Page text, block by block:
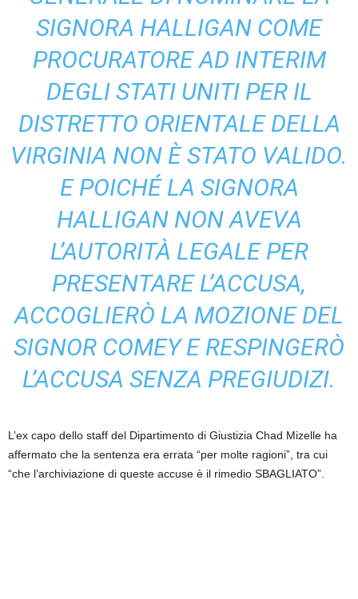
SIGNORA HALLIGAN COME
PROCURATORE AD INTERIM
DEGLI STATI UNITI PER IL
DISTRETTO ORIENTALE DELLA
VIRGINIA NON È STATO VALIDO.
E POICHÉ LA SIGNORA
HALLIGAN NON AVEVA
L’AUTORITÀ LEGALE PER
PRESENTARE L’ACCUSA,
ACCOGLIERÒ LA MOZIONE DEL
SIGNOR COMEY E RESPINGERÒ
L’ACCUSA SENZA PREGIUDIZI.
L’ex capo dello staff del Dipartimento di Giustizia Chad Mizelle ha
affermato che la sentenza era errata “per molte ragioni”, tra cui
“che l’archiviazione di queste accuse è il rimedio SBAGLIATO”.